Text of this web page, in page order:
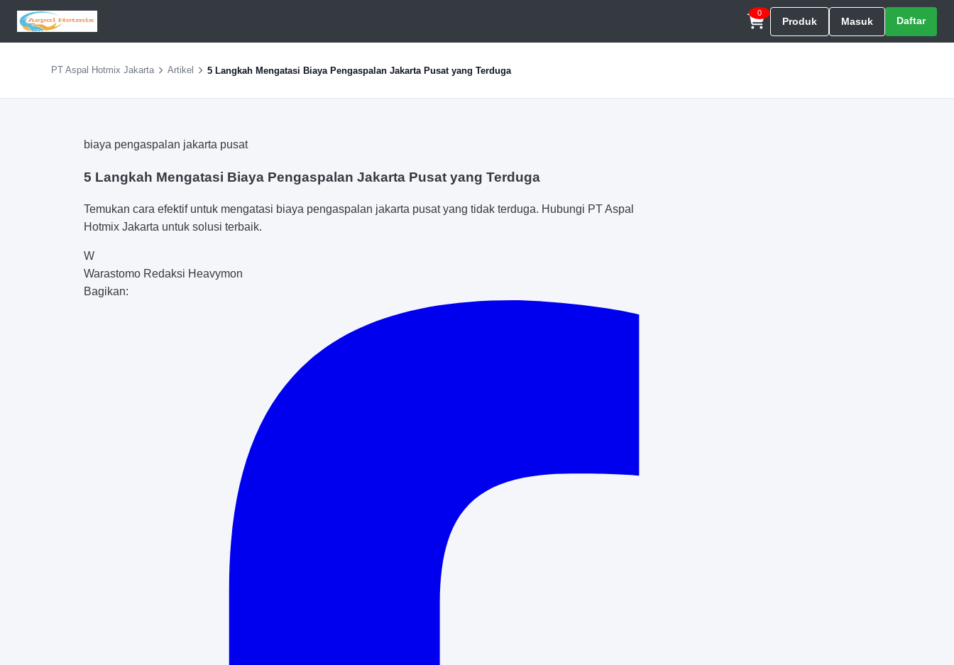
0
Produk Masuk Daftar
PT Aspal Hotmix Jakarta Artikel 5 Langkah Mengatasi Biaya Pengaspalan Jakarta Pusat yang Terduga
biaya pengaspalan jakarta pusat
5 Langkah Mengatasi Biaya Pengaspalan Jakarta Pusat yang Terduga
Temukan cara efektif untuk mengatasi biaya pengaspalan jakarta pusat yang tidak terduga. Hubungi PT Aspal
Hotmix Jakarta untuk solusi terbaik.
W
Warastomo Redaksi Heavymon
Bagikan: